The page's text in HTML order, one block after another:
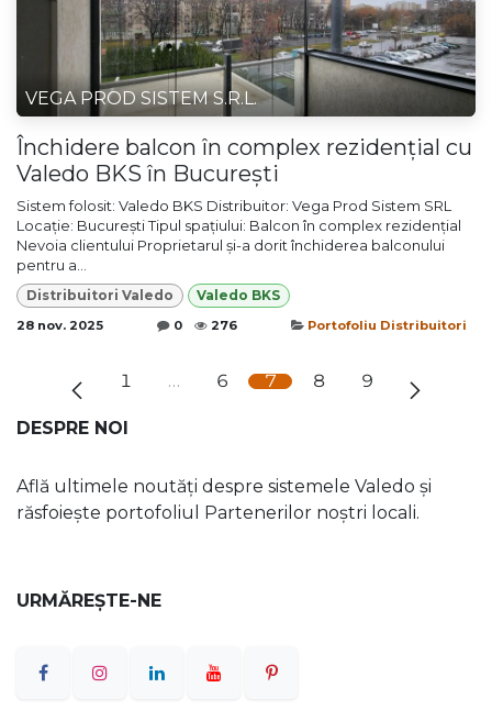
VEGA PROD SISTEM S.R.L.
Închidere balcon în complex rezidențial cu
Valedo BKS în București
Sistem folosit: Valedo BKS Distribuitor: Vega Prod Sistem SRL
Locație: București Tipul spațiului: Balcon în complex rezidențial
Nevoia clientului Proprietarul și-a dorit închiderea balconului
pentru a...
Distribuitori Valedo Valedo BKS
28 nov. 2025 0 276 Portofoliu Distribuitori
1 … 6 7 8 9
DESPRE NOI
Află ultimele noutăți despre sistemele Valedo și
răsfoiește portofoliul Partenerilor noștri locali.
URMĂREȘTE-NE